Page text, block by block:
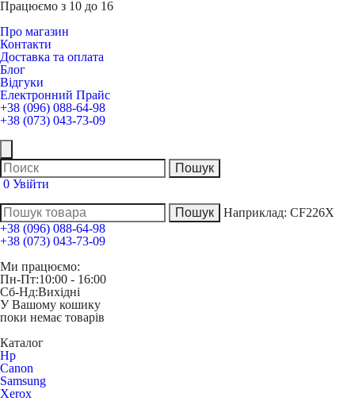
Працюємо з 10 до 16
Про магазин
Контакти
Доставка та оплата
Блог
Відгуки
Електронний Прайс
+38 (096) 088-64-98
+38 (073) 043-73-09
0 Увійти
Наприклад: CF226X
+38 (096) 088-64-98
+38 (073) 043-73-09
Ми працюємо:
Пн-Пт:10:00 - 16:00
Сб-Нд:Вихідні
У Вашому кошику
поки немає товарів
Каталог
Hp
Canon
Samsung
Xerox